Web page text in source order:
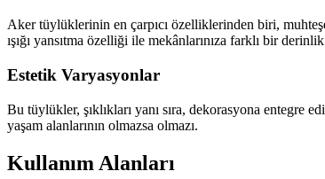
Aker tüylüklerinin en çarpıcı özelliklerinden biri,
ışığı yansıtma özelliği ile mekânlarınıza farklı bir
Estetik Varyasyonlar
Bu tüylükler, şıklıkları yanı sıra, dekorasyona entegre
yaşam alanlarının olmazsa olmazı.
Kullanım Alanları